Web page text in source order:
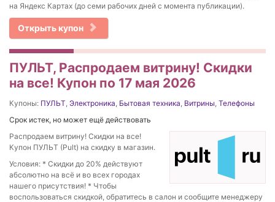
на Яндекс Картах (до семи рабочих дней с момента публикации).
Открыть купон
ПУЛЬТ, Распродаем витрину! Скидки
на все! Купон по 17 мая 2026
Купоны: ПУЛЬТ Электроника Бытовая техника Витрины Телефоны
Срок истек, но может ещё действовать
Распродаем витрину! Скидки на все!
Купон ПУЛЬТ (Pult) на скидку в магазин.
Условия: * Скидки до 20% действуют
абсолютно на всё и во всех городах
нашего присутствия! * Чтобы
воспользоваться скидкой, обратитесь в салон и сообщите менеджеру